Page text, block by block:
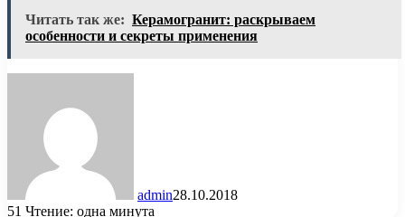
Читать так же: Керамогранит: раскрываем
особенности и секреты применения
admin28.10.2018
51 Чтение: одна минута